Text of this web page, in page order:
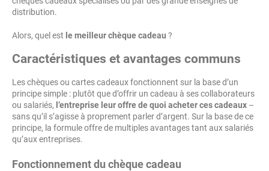
distribution.
Alors, quel est le meilleur chèque cadeau ?
Caractéristiques et avantages communs
Les chèques ou cartes cadeaux fonctionnent sur la base d’un
principe simple : plutôt que d’offrir un cadeau à ses collaborateurs
ou salariés, l’entreprise leur offre de quoi acheter ces cadeaux –
sans qu’il s’agisse à proprement parler d’argent. Sur la base de ce
principe, la formule offre de multiples avantages tant aux salariés
qu’aux entreprises.
Fonctionnement du chèque cadeau